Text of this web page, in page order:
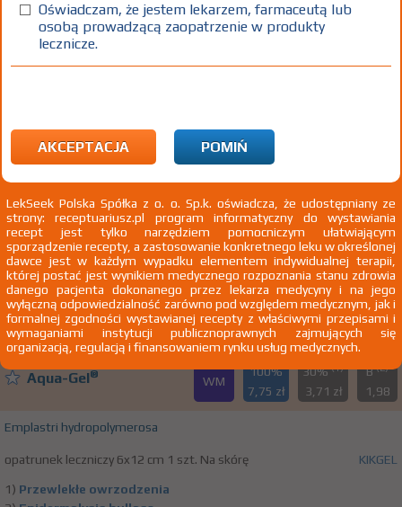
Znaleziono wyników:
T20 Oparzenie termiczne i chemiczne głowy i szyi
T20.1 Oparzenie termiczne głowy i szyi, I stopnia
Aqua-Gel WMo
100%
3,50 zł
Emplastri hydropolymerosa
opatrunek leczniczy 5,5x11 cm 1 szt. Na skórę KIKGEL
Aqua-Gel® WM
100%
7,75 zł
30%(1)
3,71 zł
B(2)
1,98
Emplastri hydropolymerosa
opatrunek leczniczy 6x12 cm 1 szt. Na skórę KIKGEL
1) Przewlekłe owrzodzenia
Oświadczam, że jestem lekarzem, farmaceutą lub
osobą prowadzącą zaopatrzenie w produkty
lecznicze.
AKCEPTACJA POMIŃ
LekSeek Polska Spółka z o. o. Sp.k. oświadcza, że udostępniany ze
strony: receptuariusz.pl program informatyczny do wystawiania
recept jest tylko narzędziem pomocniczym ułatwiającym
sporządzenie recepty, a zastosowanie konkretnego leku w określonej
dawce jest w każdym wypadku elementem indywidualnej terapii,
której postać jest wynikiem medycznego rozpoznania stanu zdrowia
danego pacjenta dokonanego przez lekarza medycyny i na jego
wyłączną odpowiedzialność zarówno pod względem medycznym, jak i
formalnej zgodności wystawianej recepty z właściwymi przepisami i
wymaganiami instytucji publicznoprawnych zajmujących się
organizacją, regulacją i finansowaniem rynku usług medycznych.